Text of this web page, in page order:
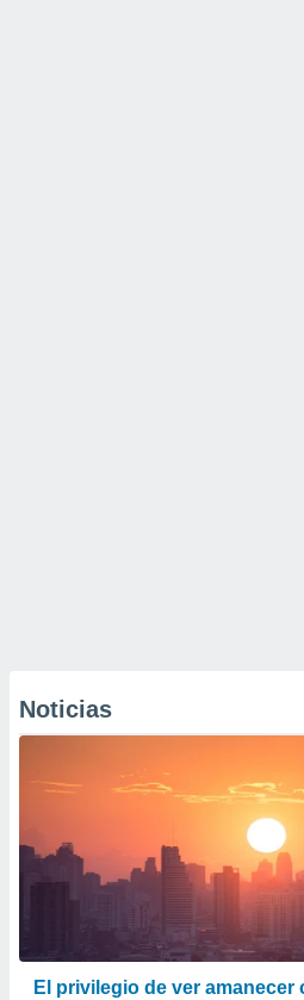
Noticias
El privilegio de ver